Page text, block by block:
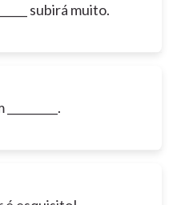
subirá muito.